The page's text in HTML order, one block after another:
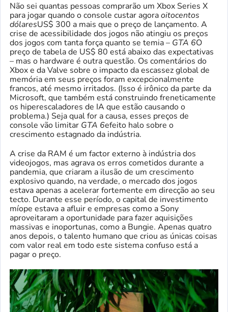
Não sei quantas pessoas comprarão um Xbox Series X
para jogar quando o console custar agoraoitocentos
dólaresUS$ 300 a mais que o preço de lançamento. A
crise de acessibilidade dos jogos não atingiu os preços
dos jogos com tanta força quanto se temia – GTA 6O
preço de tabela de US$ 80 está abaixo das expectativas
– mas o hardware é outra questão. Os comentários do
Xbox e da Valve sobre o impacto da escassez global de
memória em seus preços foram excepcionalmente
francos, até mesmo irritados. (Isso é irônico da parte da
Microsoft, que também está construindo freneticamente
os hiperescaladores de IA que estão causando o
problema.) Seja qual for a causa, esses preços de
console vão limitar GTA 6efeito halo sobre o
crescimento estagnado da indústria.
A crise da RAM é um factor externo à indústria dos
videojogos, mas agrava os erros cometidos durante a
pandemia, que criaram a ilusão de um crescimento
explosivo quando, na verdade, o mercado dos jogos
estava apenas a acelerar fortemente em direcção ao seu
tecto. Durante esse período, o capital de investimento
míope estava a afluir e empresas como a Sony
aproveitaram a oportunidade para fazer aquisições
massivas e inoportunas, como a Bungie. Apenas quatro
anos depois, o talento humano que criou as únicas coisas
com valor real em todo este sistema confuso está a
pagar o preço.